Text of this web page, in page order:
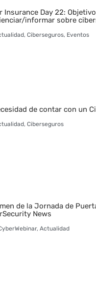
Insurance Day 22: Objetivo
informar sobre
, Ciberseguros, Eventos
de contar con un
, Ciberseguros
de la Jornada de
News
, Actualidad